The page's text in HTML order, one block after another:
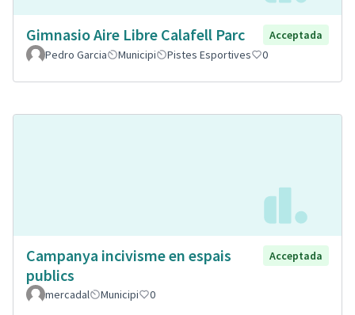
Gimnasio Aire Libre Calafell Parc
Acceptada
Pedro Garcia
Municipi Pistes Esportives 0
Campanya incivisme en espais
publics
Acceptada
mercadal Municipi 0